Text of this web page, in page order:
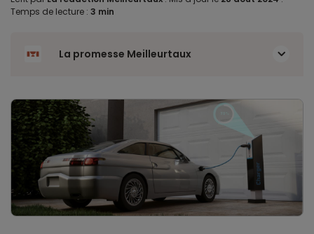
Temps de lecture : 3 min
La promesse Meilleurtaux